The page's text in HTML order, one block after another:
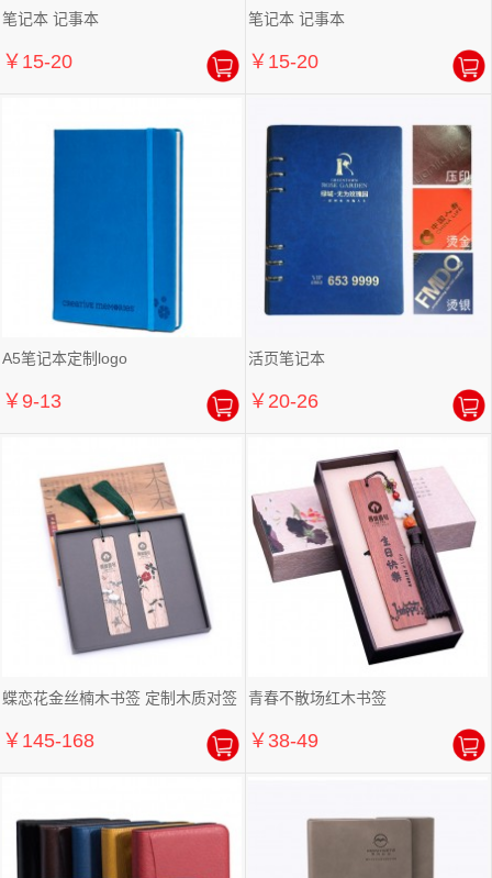
笔记本 记事本
￥15-20
笔记本 记事本
￥15-20
A5笔记本定制logo
￥9-13
活页笔记本
￥20-26
蝶恋花金丝楠木书签 定制木质对签
￥145-168
青春不散场红木书签
￥38-49